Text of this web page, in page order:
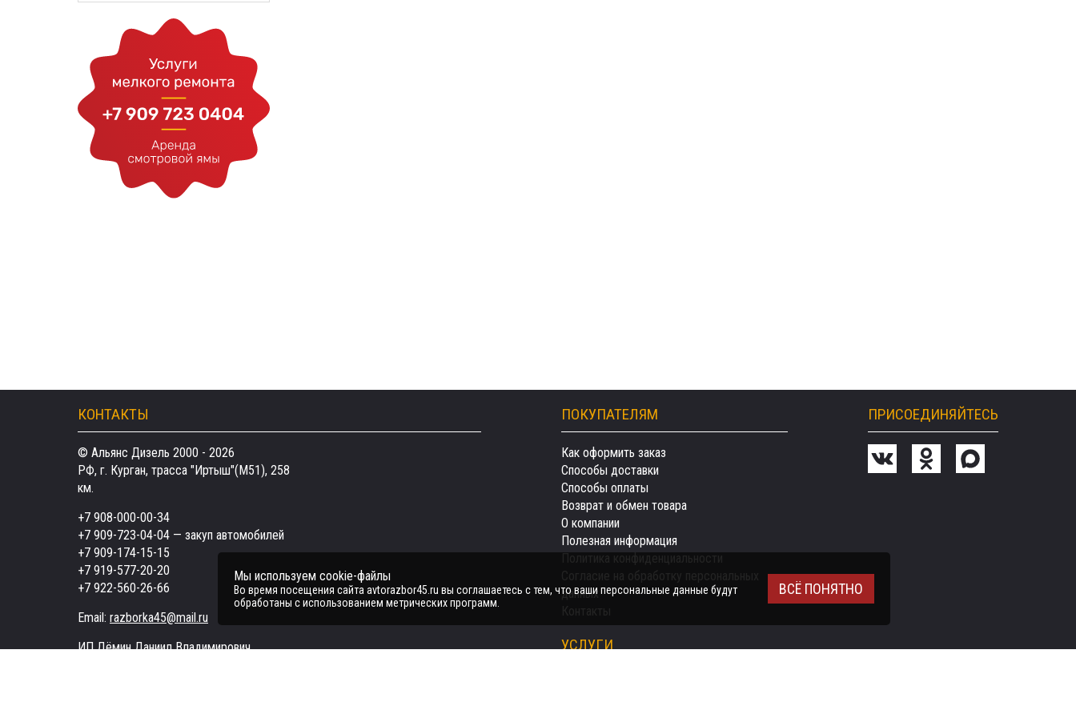
КОНТАКТЫ
© Альянс Дизель 2000 - 2026
РФ, г. Курган, трасса "Иртыш"(М51), 258
км.
+7 908-000-00-34
+7 909-723-04-04 — закуп автомобилей
+7 909-174-15-15
+7 919-577-20-20
+7 922-560-26-66
Email: razborka45@mail.ru
ИП Дёмин Даниил Владимирович
ПОКУПАТЕЛЯМ
Как оформить заказ
Способы доставки
Способы оплаты
Возврат и обмен товара
О компании
Полезная информация
данных
УСЛУГИ
ПРИСОЕДИНЯЙТЕСЬ
Мы используем cookie-файлы
Во время посещения сайта avtorazbor45.ru вы соглашаетесь с тем, что ваши персональные данные будут
обработаны с использованием метрических программ.
ВСЁ ПОНЯТНО